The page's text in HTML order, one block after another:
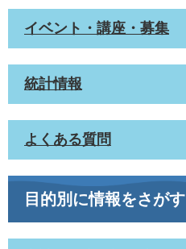
イベント・講座・募集
統計情報
よくある質問
目的別に情報をさがす